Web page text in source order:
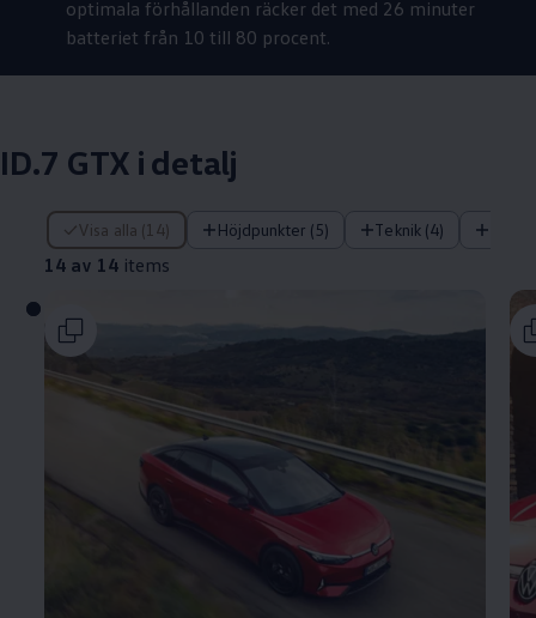
optimala förhållanden räcker det med 26 minuter
batteriet från 10 till 80 procent.
ID.7 GTX i detalj
Visa alla (14) Höjdpunkter (5) Teknik (4)
14 av 14 items
14 av 14 items